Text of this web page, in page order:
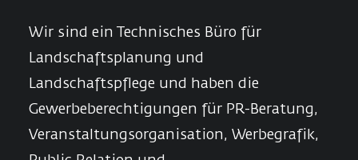
Wir sind ein Technisches Büro für
Landschaftsplanung und
Landschaftspflege und haben die
Gewerbeberechtigungen für PR-Beratung,
Veranstaltungsorganisation, Werbegrafik,